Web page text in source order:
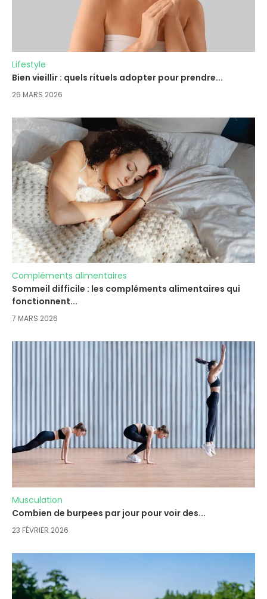
Lifestyle
Bien vieillir : quels rituels adopter pour prendre...
26 MARS 2026
Compléments alimentaires
Sommeil difficile : les compléments alimentaires qui
fonctionnent...
7 MARS 2026
Musculation
Combien de burpees par jour pour voir des...
23 FÉVRIER 2026